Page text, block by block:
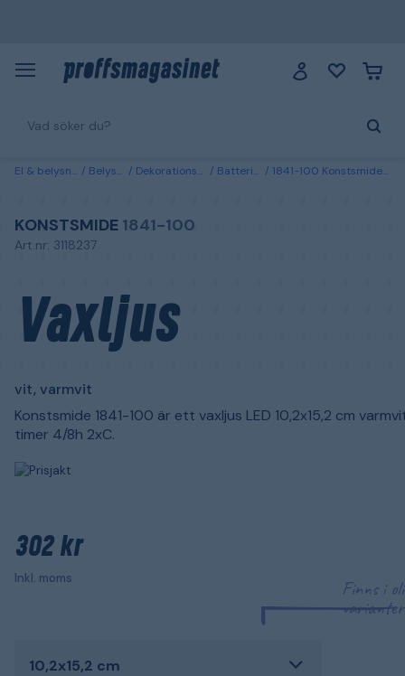
El & belysning Belysning Dekorationsbelysning Batteridrivna ljus 1841-100 Konstsmide Vaxljus vit, varmvit 10,2x15,2 cm
KONSTSMIDE 1841-100
Art.nr: 3118237
Vaxljus
vit, varmvit
Konstsmide 1841-100 är ett vaxljus LED 10,2x15,2 cm
timer 4/8h 2xC.
302 kr
Inkl. moms
Finns i
varianter
10,2x15,2 cm